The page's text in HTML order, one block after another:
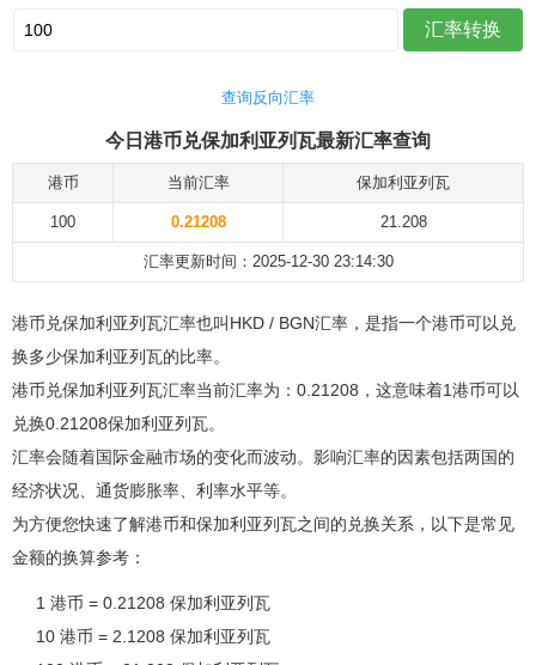
查询反向汇率
今日港币兑保加利亚列瓦最新汇率查询
港币 当前汇率 保加利亚列瓦
100 0.21208 21.208
汇率更新时间：2025-12-30 23:14:30
港币兑保加利亚列瓦汇率也叫HKD / BGN汇率，是指一个港币可以兑
换多少保加利亚列瓦的比率。
港币兑保加利亚列瓦汇率当前汇率为：0.21208，这意味着1港币可以
兑换0.21208保加利亚列瓦。
汇率会随着国际金融市场的变化而波动。影响汇率的因素包括两国的
经济状况、通货膨胀率、利率水平等。
为方便您快速了解港币和保加利亚列瓦之间的兑换关系，以下是常见
金额的换算参考：
1 港币 = 0.21208 保加利亚列瓦
10 港币 = 2.1208 保加利亚列瓦